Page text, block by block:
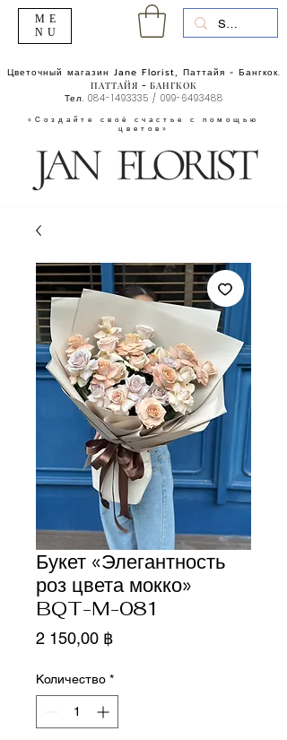
«Создайте своё счастье с помощью
цветов»
Цветочный магазин Jane Florist, Паттайя - Бангкок.
ПАТТАЙЯ - БАНГКОК
Тел. 084-1493335 / 099-6493488
ME
NU
Букет «Элегантность
роз цвета мокко»
BQT-M-081
2 150,00 ฿Цена
Количество *